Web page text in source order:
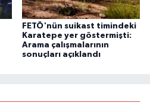
FETÖ'nün suikast timindeki
Karatepe yer göstermişti:
Arama çalışmalarının
sonuçları açıklandı